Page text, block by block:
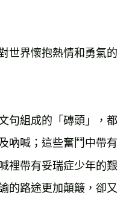
世界懷抱熱情和勇氣的
句組成的「磚頭」，都
吶喊；這些奮鬥中帶有
裡帶有妥瑞症少年的艱
的路途更加顛簸，卻又